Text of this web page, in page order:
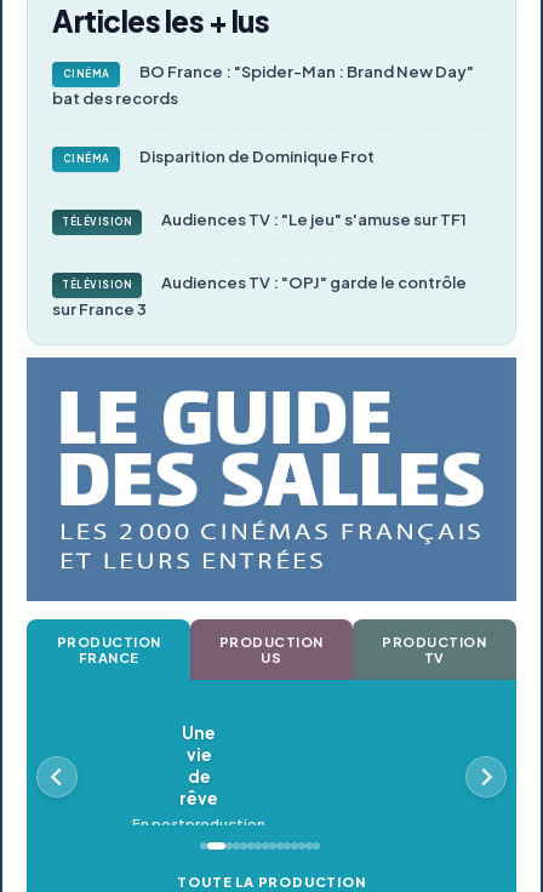
Articles les + lus
CINÉMA
BO France : "Spider-Man : Brand New Day"
bat des records
CINÉMA Disparition de Dominique Frot
TÉLÉVISION Audiences TV : "Le jeu" s'amuse sur TF1
TÉLÉVISION
Audiences TV : "OPJ" garde le contrôle
sur France 3
PRODUCTION
FRANCE
PRODUCTION
US
PRODUCTION
TV
Oldeupe
En postproduction
TOUTE LA PRODUCTION